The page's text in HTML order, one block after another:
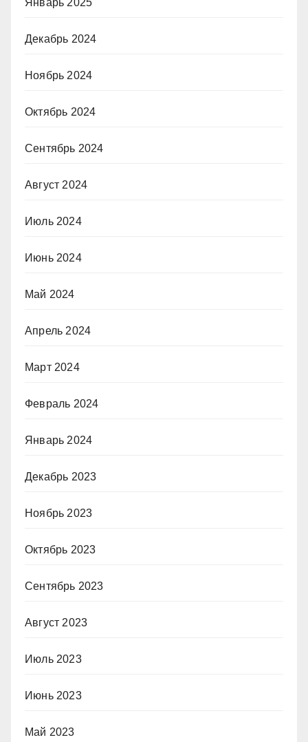
Декабрь 2024
Ноябрь 2024
Октябрь 2024
Сентябрь 2024
Август 2024
Июль 2024
Июнь 2024
Май 2024
Апрель 2024
Март 2024
Февраль 2024
Январь 2024
Декабрь 2023
Ноябрь 2023
Октябрь 2023
Сентябрь 2023
Август 2023
Июль 2023
Июнь 2023
Май 2023